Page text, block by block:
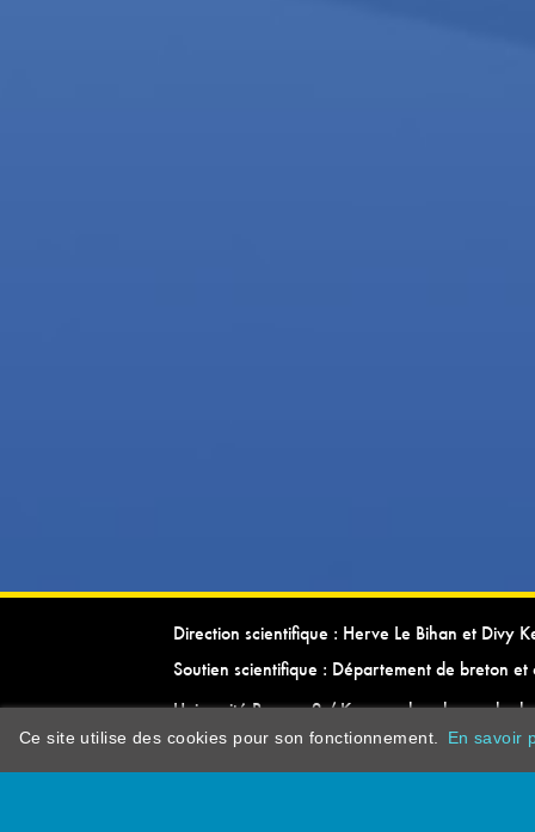
Direction scientifique : Herve Le Bihan et Divy
Soutien scientifique : Département de breton et
Université Rennes 2 / Kevrenn brezhoneg ha
Ce site utilise des cookies pour son fonctionnement. En savoir